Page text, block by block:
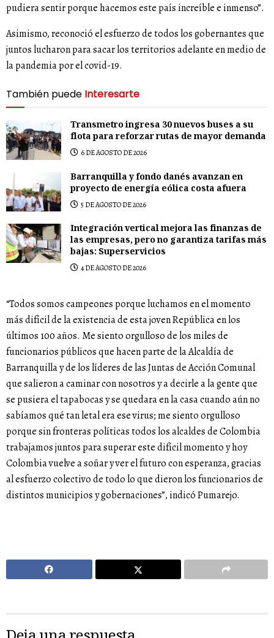
pudiera sentir porque hacemos este país increíble e inmenso”.
Asimismo, reconoció el esfuerzo de todos los gobernantes que
juntos lucharon para sacar los territorios adelante en medio de
la pandemia por el covid-19.
También puede Interesarte
Transmetro ingresa 30 nuevos buses a su
flota para reforzar rutas de mayor demanda
6 DE AGOSTO DE 2026
Barranquilla y fondo danés avanzan en
proyecto de energía eólica costa afuera
5 DE AGOSTO DE 2026
Integración vertical mejora las finanzas de
las empresas, pero no garantiza tarifas más
bajas: Superservicios
4 DE AGOSTO DE 2026
“Todos somos campeones porque luchamos en el momento
más difícil de la existencia de esta joven República en los
últimos 100 años. Me siento orgulloso de los miles de
funcionarios públicos que hacen parte de la Alcaldía de
Barranquilla y de los líderes de las Juntas de Acción Comunal
que salieron a caminar con nosotros y a decirle a la gente que
se pusiera el tapabocas y se quedara en la casa cuando aún no
sabíamos qué tan letal era ese virus; me siento orgulloso
porque sin fronteras políticas todos los alcaldes de Colombia
trabajamos juntos para superar este difícil momento y hoy
Colombia vuelve a soñar y ver el futuro con esperanza, gracias
al esfuerzo colectivo de todo lo que dieron los funcionarios de
distintos municipios y gobernaciones”, indicó Pumarejo.